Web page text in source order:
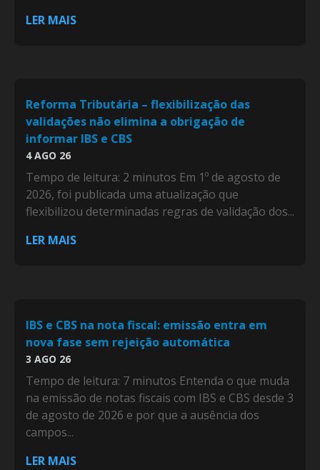
LER MAIS
Reforma Tributária – flexibilização das
validações não elimina a obrigação de
informar IBS e CBS
4 AGO 26
Tempo de leitura: 2 minutos Em 1º de agosto de
2026, foi publicada uma atualização que
flexibilizou determinadas regras de validação dos...
LER MAIS
IBS e CBS na nota fiscal: emissão entra em
nova fase sem rejeição automática
3 AGO 26
Tempo de leitura: 7 minutos Entenda o que muda
na emissão de notas fiscais com IBS e CBS desde 3
de agosto de 2026 e por que a ausência dos
campos...
LER MAIS